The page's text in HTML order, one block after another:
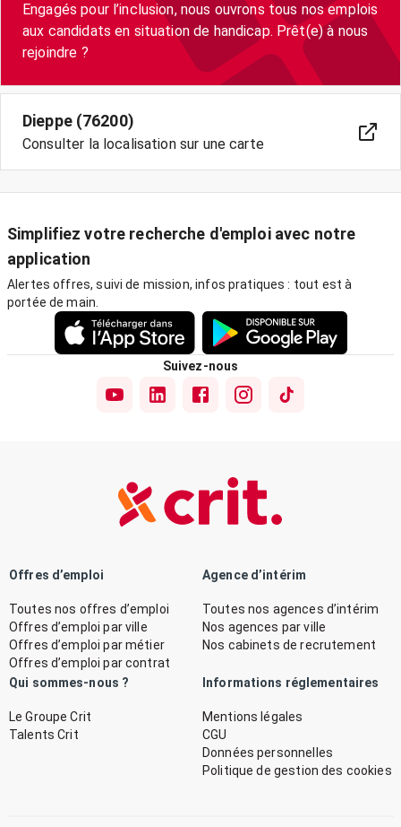
Engagés pour l’inclusion, nous ouvrons tous nos emplois
aux candidats en situation de handicap. Prêt(e) à nous
Dieppe (76200)
Consulter la localisation sur une carte
Simplifiez votre recherche d'emploi avec notre
application
Alertes offres, suivi de mission, infos pratiques : tout est à
portée de main.
Suivez-nous
Offres d’emploi
Toutes nos offres d’emploi
Offres d’emploi par ville
Offres d’emploi par métier
Offres d’emploi par contrat
Agence d’intérim
Toutes nos agences d’intérim
Nos agences par ville
Nos cabinets de recrutement
Qui sommes-nous ?
Le Groupe Crit
Talents Crit
Informations réglementaires
Mentions légales
CGU
Données personnelles
Politique de gestion des cookies